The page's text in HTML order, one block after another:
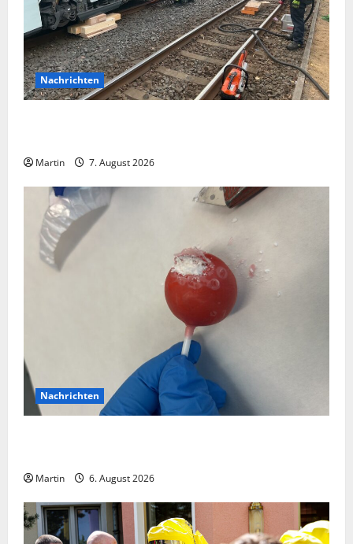
Nachrichten
Martin 7. August 2026
Nachrichten
Martin 6. August 2026